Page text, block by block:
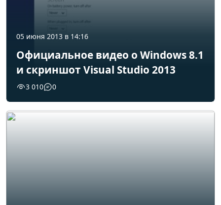
05 июня 2013 в 14:16
Официальное видео о Windows 8.1
и скриншот Visual Studio 2013
3 010 0